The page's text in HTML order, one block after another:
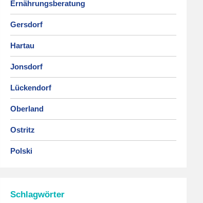
Ernährungsberatung
Gersdorf
Hartau
Jonsdorf
Lückendorf
Oberland
Ostritz
Polski
Schlagwörter